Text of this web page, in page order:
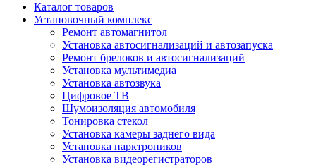
Каталог товаров
Установочный комплекс
Ремонт автомагнитол
Установка автосигнализаций и автозапуска
Ремонт брелоков и автосигнализаций
Установка мультимедиа
Установка автозвука
Цифровое ТВ
Шумоизоляция автомобиля
Тонировка стекол
Установка камеры заднего вида
Установка парктроников
Установка видеорегистраторов